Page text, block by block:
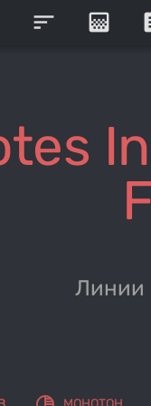
sort gradient
Линии